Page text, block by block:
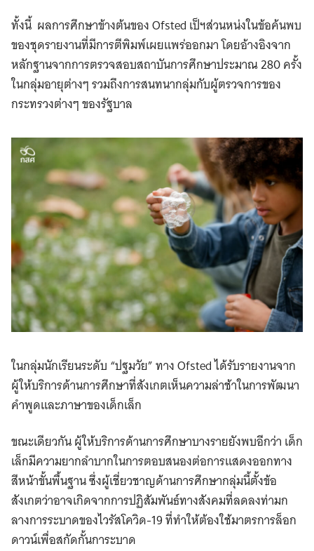
ทั้งนี้ ผลการศึกษาข้างต้นของ Ofsted เป็ฯส่วนหน่งในข้อค้นพบ
ของชุดรายงานที่มีการตีพิมพ์เผยแพร่ออกมา โดยอ้างอิงจาก
หลักฐานจากการตรวจสอบสถาบันการศึกษาประมาณ 280 ครั้ง
ในกลุ่มอายุต่างๆ รวมถึงการสนทนากลุ่มกับผู้ตรวจการของ
กระทรวงต่างๆ ของรัฐบาล
ในกลุ่มนักเรียนระดับ “ปฐมวัย” ทาง Ofsted ได้รับรายงานจาก
ผู้ให้บริการด้านการศึกษาที่สังเกตเห็นความล่าช้าในการพัฒนา
คำพูดและภาษาของเด็กเล็ก
ขณะเดียวกัน ผู้ให้บริการด้านการศึกษาบางรายยังพบอีกว่า เด็ก
เล็กมีความยากลำบากในการตอบสนองต่อการแสดงออกทาง
สีหน้าขั้นพื้นฐาน ซึ่งผู้เชี่ยวชาญด้านการศึกษากลุ่มนี้ตั้งข้อ
สังเกตว่าอาจเกิดจากการปฏิสัมพันธ์ทางสังคมที่ลดลงท่ามก
ลางการระบาดของไวรัสโควิด-19 ที่ทำให้ต้องใช้มาตรการล็อก
ดาวน์เพื่อสกัดกั้นการะบาด